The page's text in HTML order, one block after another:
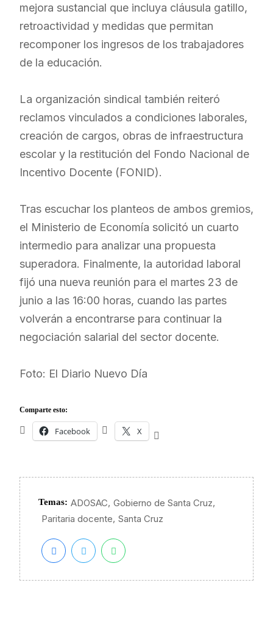
mejora sustancial que incluya cláusula gatillo,
retroactividad y medidas que permitan
recomponer los ingresos de los trabajadores
de la educación.
La organización sindical también reiteró
reclamos vinculados a condiciones laborales,
creación de cargos, obras de infraestructura
escolar y la restitución del Fondo Nacional de
Incentivo Docente (FONID).
Tras escuchar los planteos de ambos gremios,
el Ministerio de Economía solicitó un cuarto
intermedio para analizar una propuesta
superadora. Finalmente, la autoridad laboral
fijó una nueva reunión para el martes 23 de
junio a las 16:00 horas, cuando las partes
volverán a encontrarse para continuar la
negociación salarial del sector docente.
Foto: El Diario Nuevo Día
Comparte esto:
Facebook X
Temas: ADOSAC, Gobierno de Santa Cruz,
Paritaria docente, Santa Cruz